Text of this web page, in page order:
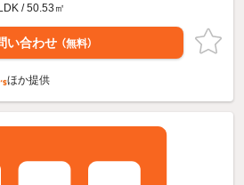
/ 50.53㎡
い合わせ （無料）
ほか提供